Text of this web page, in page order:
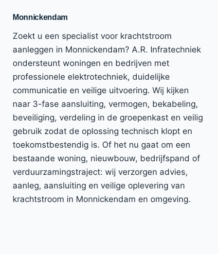
Monnickendam
Zoekt u een specialist voor krachtstroom
aanleggen in Monnickendam? A.R. Infratechniek
ondersteunt woningen en bedrijven met
professionele elektrotechniek, duidelijke
communicatie en veilige uitvoering. Wij kijken
naar 3-fase aansluiting, vermogen, bekabeling,
beveiliging, verdeling in de groepenkast en veilig
gebruik zodat de oplossing technisch klopt en
toekomstbestendig is. Of het nu gaat om een
bestaande woning, nieuwbouw, bedrijfspand of
verduurzamingstraject: wij verzorgen advies,
aanleg, aansluiting en veilige oplevering van
krachtstroom in Monnickendam en omgeving.